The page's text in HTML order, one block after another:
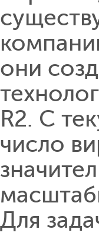
они
R2. С
число
Для